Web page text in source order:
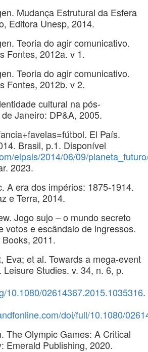
Mudança Estrutural da Esfera
Editora Unesp, 2014.
Teoria do agir comunicativo.
Fontes, 2012a. v 1.
Teoria do agir comunicativo.
Fontes, 2012b. v 2.
cultural na pós-
Janeiro: DP&A, 2005.
El País.
Brasil, p.1. Disponível
elpais/2014/06/09/
2023.
A era dos impérios: 1875-1914.
e Terra, 2014.
Jogo sujo – o mundo secreto
votos e escândalo de ingressos.
2011.
Eva; et al. Towards a mega-event
Studies. v. 34, n. 6, p.
10.1080/02614367.2015.1035316.
doi/full/10.1080/
The Olympic Games: A Critical
Emerald Publishing, 2020.